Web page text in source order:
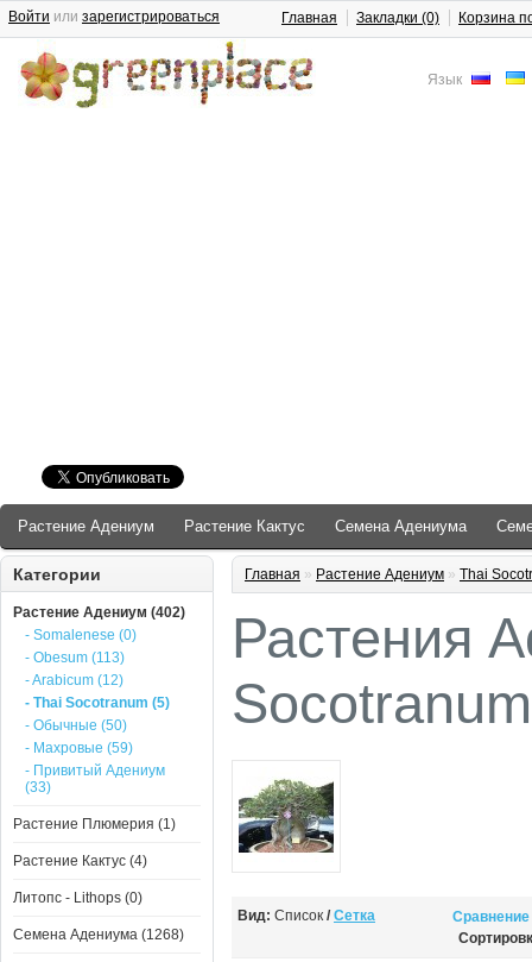
Язык
Войти или зарегистрироваться Главная Закладки (0) Корзина
Растение Адениум Растение Кактус Семена Адениума
Категории
Растение Адениум (402)
- Somalenese (0)
- Obesum (113)
- Arabicum (12)
- Thai Socotranum (5)
- Обычные (50)
- Махровые (59)
- Привитый Адениум
(33)
Растение Плюмерия (1)
Растение Кактус (4)
Литопс - Lithops (0)
Семена Адениума (1268)
Главная » Растение Адениум » Thai
Растения
Socotranum
Вид: Список / Сетка
Сравнение